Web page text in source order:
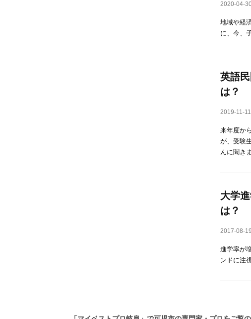
2020-04-
地域や経
に、今、
英語
は？
2019-11-11
来年度か
が、受験
んに聞き
大学
は？
2017-08-19
進学率が
ンドに注